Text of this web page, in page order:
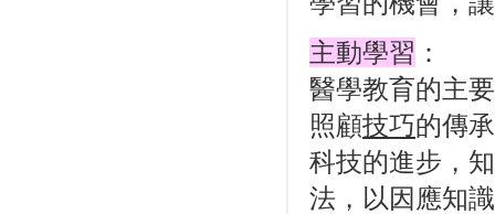
主動學習 ：
醫學教育的主
照顧技巧的傳
科技的進步，
法，以因應知